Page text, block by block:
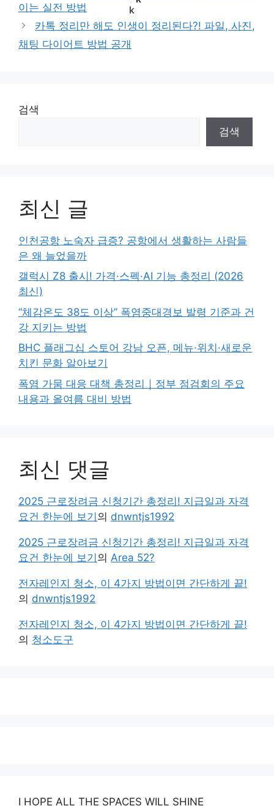
이는 실전 방법
카톡 정리만 해도 인생이 정리된다?! 파일, 사진,
채팅 다이어트 방법 공개
검색
검색
최신 글
인천공항 노숙자 급증? 공항에서 생활하는 사람들
은 왜 늘었을까
갤럭시 Z8 출시! 가격·스펙·AI 기능 총정리 (2026
최신)
“체감온도 38도 이상” 폭염중대경보 발령 기준과 건
강 지키는 방법
BHC 플래그십 스토어 강남 오픈, 메뉴·위치·새로운
치킨 문화 알아보기
폭염 가뭄 대응 대책 총정리｜정부 점검회의 주요
내용과 올여름 대비 방법
최신 댓글
2025 근로장려금 신청기간 총정리! 지급일과 자격
요건 한눈에 보기의 dnwntjs1992
2025 근로장려금 신청기간 총정리! 지급일과 자격
요건 한눈에 보기의 Area 52?
전자레인지 청소, 이 4가지 방법이면 간단하게 끝!
의 dnwntjs1992
전자레인지 청소, 이 4가지 방법이면 간단하게 끝!
의 청소도구
I HOPE ALL THE SPACES WILL SHINE